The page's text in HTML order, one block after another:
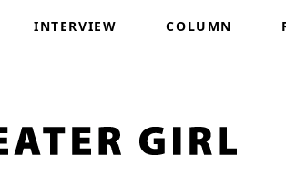
INTERVIEW COLUMN